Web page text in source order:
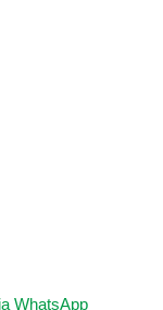
WhatsApp